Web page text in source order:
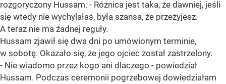
rozgoryczony Hussam. - Różnica jest taka, że dawniej, jeśli
się wtedy nie wychylałaś, była szansa, że przeżyjesz.
A teraz nie ma żadnej reguły.
Hussam zjawił się dwa dni po umówionym terminie,
w sobotę. Okazało się, że jego ojciec został zastrzelony.
- Nie wiadomo przez kogo ani dlaczego - powiedział
Hussam. Podczas ceremonii pogrzebowej dowiedziałam